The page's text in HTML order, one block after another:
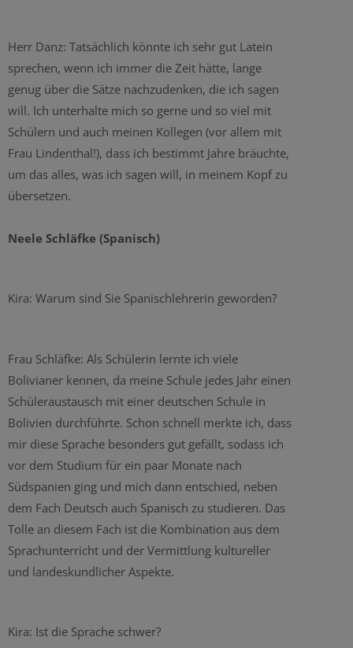
Herr Danz: Tatsächlich könnte ich sehr gut Latein
sprechen, wenn ich immer die Zeit hätte, lange
genug über die Sätze nachzudenken, die ich sagen
will. Ich unterhalte mich so gerne und so viel mit
Schülern und auch meinen Kollegen (vor allem mit
Frau Lindenthal!), dass ich bestimmt Jahre bräuchte,
um das alles, was ich sagen will, in meinem Kopf zu
übersetzen.
Neele Schläfke (Spanisch)
Kira: Warum sind Sie Spanischlehrerin geworden?
Frau Schläfke: Als Schülerin lernte ich viele
Bolivianer kennen, da meine Schule jedes Jahr einen
Schüleraustausch mit einer deutschen Schule in
Bolivien durchführte. Schon schnell merkte ich, dass
mir diese Sprache besonders gut gefällt, sodass ich
vor dem Studium für ein paar Monate nach
Südspanien ging und mich dann entschied, neben
dem Fach Deutsch auch Spanisch zu studieren. Das
Tolle an diesem Fach ist die Kombination aus dem
Sprachunterricht und der Vermittlung kultureller
und landeskundlicher Aspekte.
Kira: Ist die Sprache schwer?